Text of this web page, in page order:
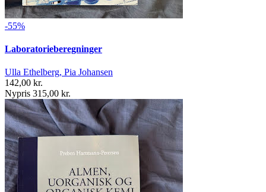
-55%
Laboratorieberegninger
Ulla Ethelberg, Pia Johansen
142,00 kr.
Nypris 315,00 kr.